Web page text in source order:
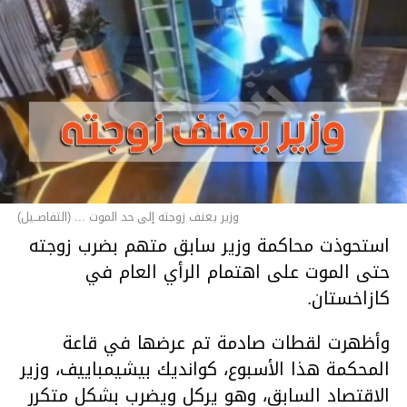
وزير يعنف زوجته إلى حد الموت ... (التفاصــيل)
استحوذت محاكمة وزير سابق متهم بضرب زوجته
حتى الموت على اهتمام الرأي العام في
كازاخستان.
وأظهرت لقطات صادمة تم عرضها في قاعة
المحكمة هذا الأسبوع، كوانديك بيشيمباييف، وزير
الاقتصاد السابق، وهو يركل ويضرب بشكل متكرر